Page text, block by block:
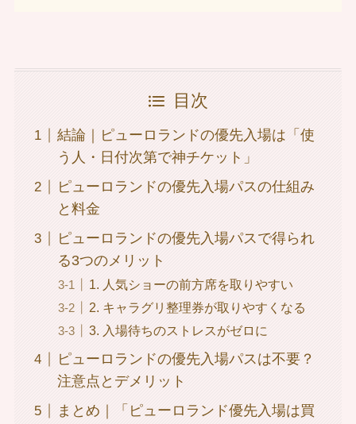
目次
結論｜ピューロランドの優先入場は「使
う人・日付次第で神チケット」
ピューロランドの優先入場パスの仕組み
と料金
ピューロランドの優先入場パスで得られ
る3つのメリット
1. 人気ショーの前方席を取りやすい
2. キャラグリ整理券が取りやすくなる
3. 入場待ちのストレスがゼロに
ピューロランドの優先入場パスは不要？
注意点とデメリット
まとめ｜「ピューロランド優先入場は買